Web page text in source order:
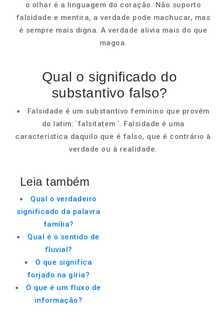
o olhar é a linguagem do coração. Não suporto
falsidade e mentira, a verdade pode machucar, mas
é sempre mais digna. A verdade alivia mais do que
magoa.
Qual o significado do
substantivo falso?
Falsidade é um substantivo feminino que provém
do latim:¨falsitatem¨. Falsidade é uma
característica daquilo que é falso, que é contrário à
verdade ou à realidade.
Leia também
Qual o verdadeiro
significado da palavra
família?
Qual é o sentido de
fluvial?
O que significa
forjado na gíria?
O que é um fluxo de
informação?